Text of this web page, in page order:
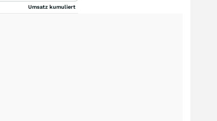
Umsatz kumuliert